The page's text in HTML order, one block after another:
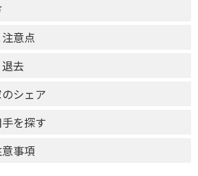
意点
去
シェア
を探す
事項